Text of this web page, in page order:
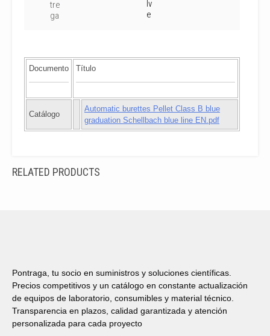
tre
ga
lv
e
Documento Título
Catálogo
Automatic burettes Pellet Class B blue
graduation Schellbach blue line EN.pdf
RELATED PRODUCTS
Pontraga, tu socio en suministros y soluciones científicas.
Precios competitivos y un catálogo en constante actualización
de equipos de laboratorio, consumibles y material técnico.
Transparencia en plazos, calidad garantizada y atención
personalizada para cada proyecto